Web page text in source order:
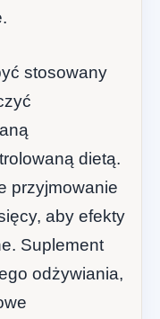
stosowany
dietą.
przyjmowanie
aby efekty
Suplement
odżywiania,